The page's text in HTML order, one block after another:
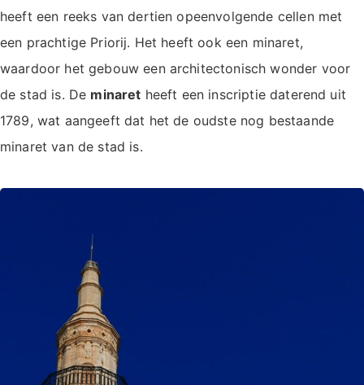
heeft een reeks van dertien opeenvolgende cellen met
een prachtige Priorij. Het heeft ook een minaret,
waardoor het gebouw een architectonisch wonder voor
de stad is. De minaret heeft een inscriptie daterend uit
1789, wat aangeeft dat het de oudste nog bestaande
minaret van de stad is.